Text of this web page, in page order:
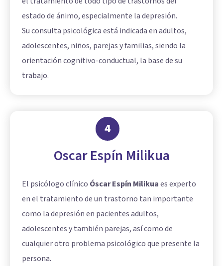
estado de ánimo, especialmente la depresión.
Su consulta psicológica está indicada en adultos,
adolescentes, niños, parejas y familias, siendo la
orientación cognitivo-conductual, la base de su
trabajo.
4
Oscar Espín Milikua
El psicólogo clínico Óscar Espín Milikuaes experto
en el tratamiento de un trastorno tan importante
como la depresión en pacientes adultos,
adolescentes y también parejas, así como de
cualquier otro problema psicológico que presente la
persona.